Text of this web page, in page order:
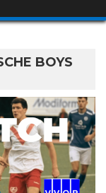
BOYS